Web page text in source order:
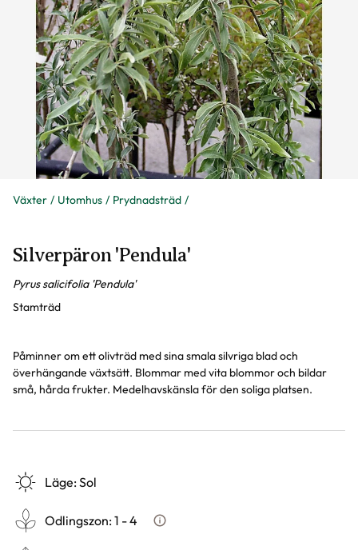
Växter Utomhus Prydnadsträd
Silverpäron 'Pendula'
Pyrus salicifolia 'Pendula'
Stamträd
Påminner om ett olivträd med sina smala silvriga blad och
överhängande växtsätt. Blommar med vita blommor och bildar
små, hårda frukter. Medelhavskänsla för den soliga platsen.
Läge:Sol
Odlingszon:1 - 4 Vad är odlingszon?